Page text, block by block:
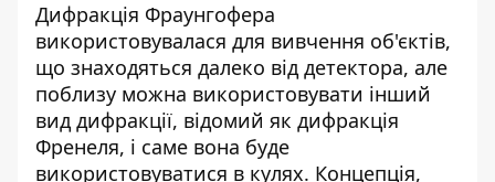
Дифракція Фраунгофера
використовувалася для вивчення об'єктів,
що знаходяться далеко від детектора, але
поблизу можна використовувати інший
вид дифракції, відомий як дифракція
Френеля, і саме вона буде
використовуватися в кулях. Концепція,